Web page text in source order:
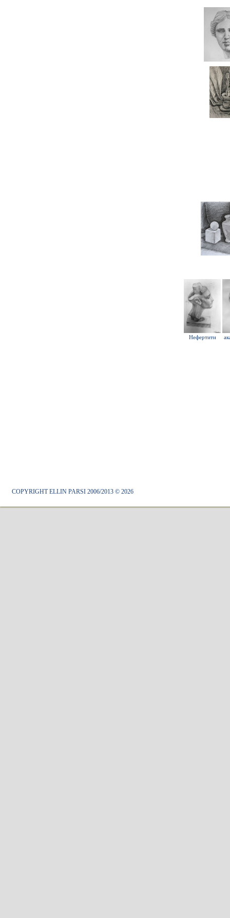
Нефертити
COPYRIGHT ELLIN PARSI 2006/2013 © 2026